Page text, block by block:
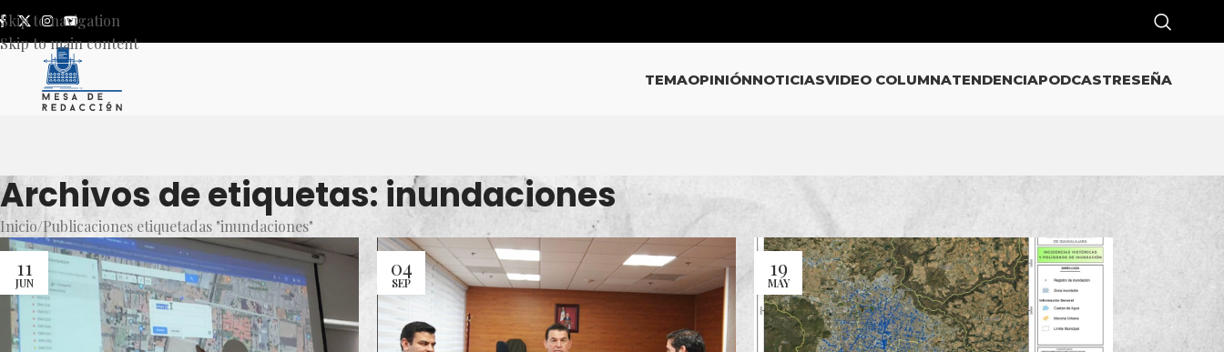
Skip to navigation
Skip to main content
TEMAOPINIÓNNOTICIASVIDEO COLUMNATENDENCIAPODCASTRESEÑA
Archivos de etiquetas: inundaciones
Inicio Publicaciones etiquetadas "inundaciones"
11
JUN
04
SEP
19
MAY